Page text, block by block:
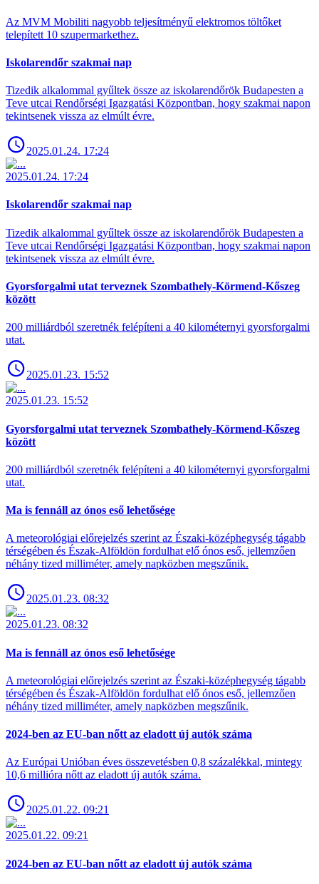
Az MVM Mobiliti nagyobb teljesítményű elektromos töltőket
telepített 10 szupermarkethez.
Iskolarendőr szakmai nap
Tizedik alkalommal gyűltek össze az iskolarendőrök Budapesten a
Teve utcai Rendőrségi Igazgatási Központban, hogy szakmai napon
tekintsenek vissza az elmúlt évre.
2025.01.24. 17:24
2025.01.24. 17:24
Iskolarendőr szakmai nap
Tizedik alkalommal gyűltek össze az iskolarendőrök Budapesten a
Teve utcai Rendőrségi Igazgatási Központban, hogy szakmai napon
tekintsenek vissza az elmúlt évre.
Gyorsforgalmi utat terveznek Szombathely-Körmend-Kőszeg
között
200 milliárdból szeretnék felépíteni a 40 kilométernyi gyorsforgalmi
utat.
2025.01.23. 15:52
2025.01.23. 15:52
Gyorsforgalmi utat terveznek Szombathely-Körmend-Kőszeg
között
200 milliárdból szeretnék felépíteni a 40 kilométernyi gyorsforgalmi
utat.
Ma is fennáll az ónos eső lehetősége
A meteorológiai előrejelzés szerint az Északi-középhegység tágabb
térségében és Észak-Alföldön fordulhat elő ónos eső, jellemzően
néhány tized milliméter, amely napközben megszűnik.
2025.01.23. 08:32
2025.01.23. 08:32
Ma is fennáll az ónos eső lehetősége
A meteorológiai előrejelzés szerint az Északi-középhegység tágabb
térségében és Észak-Alföldön fordulhat elő ónos eső, jellemzően
néhány tized milliméter, amely napközben megszűnik.
2024-ben az EU-ban nőtt az eladott új autók száma
Az Európai Unióban éves összevetésben 0,8 százalékkal, mintegy
10,6 millióra nőtt az eladott új autók száma.
2025.01.22. 09:21
2025.01.22. 09:21
2024-ben az EU-ban nőtt az eladott új autók száma